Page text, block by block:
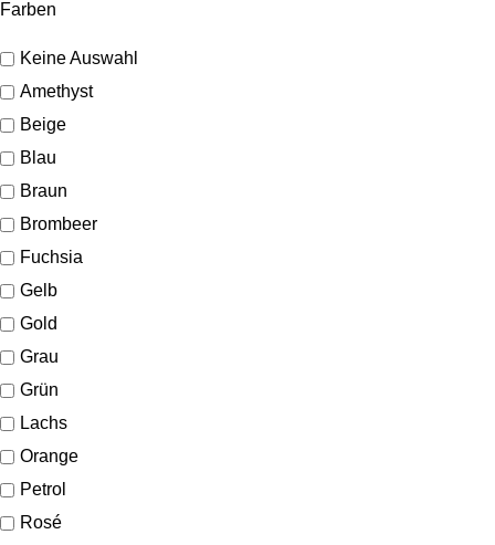
Farben
Keine Auswahl
Amethyst
Beige
Blau
Braun
Brombeer
Fuchsia
Gelb
Gold
Grau
Grün
Lachs
Orange
Petrol
Rosé